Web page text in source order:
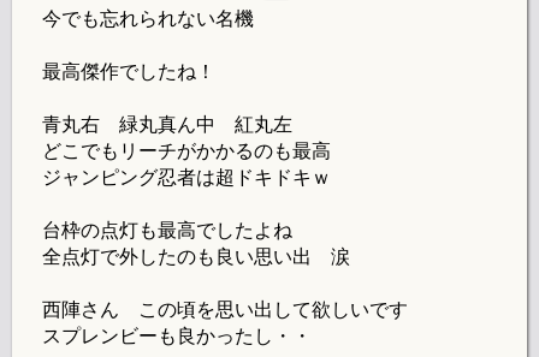
今でも忘れられない名機
最高傑作でしたね！
青丸右 緑丸真ん中 紅丸左
どこでもリーチがかかるのも最高
ジャンピング忍者は超ドキドキｗ
台枠の点灯も最高でしたよね
全点灯で外したのも良い思い出 涙
西陣さん この頃を思い出して欲しいです
スプレンビーも良かったし・・